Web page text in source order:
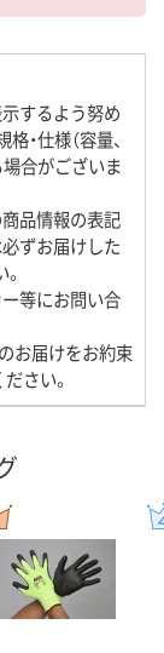
するよう努め
・仕様（容量、
場合がございま
品情報の表記
ずお届けした
等にお問い合
お届けをお約束
さい。